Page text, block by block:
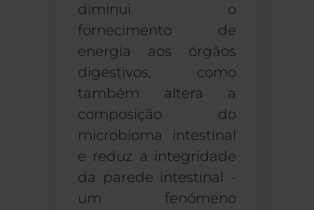
diminui o
fornecimento de
energia aos órgãos
digestivos, como
também altera a
composição do
microbioma intestinal
e reduz a integridade
da parede intestinal -
um fenómeno